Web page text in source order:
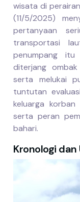
wisata di
(11/5/2025)
pertanyaan
transportasi
penumpang
diterjang
serta melukai
tuntutan
keluarga
serta peran
bahari.
Kronologi dan